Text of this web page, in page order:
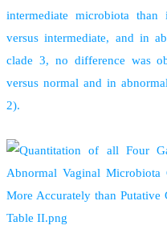
intermediate microbiota
versus intermediate, and in
clade 3, no difference was
versus normal and in
2).